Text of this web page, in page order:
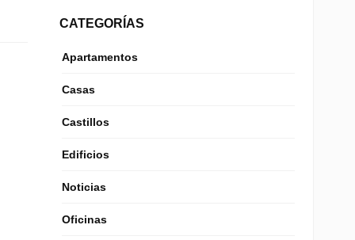
CATEGORÍAS
Apartamentos
Casas
Castillos
Edificios
Noticias
Oficinas